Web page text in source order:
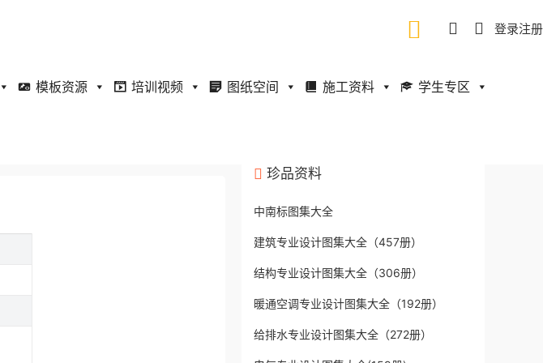
登录注册
模板资源 培训视频 图纸空间 施工资料 学生专区
珍品资料
中南标图集大全
建筑专业设计图集大全（457册）
结构专业设计图集大全（306册）
暖通空调专业设计图集大全（192册）
给排水专业设计图集大全（272册）